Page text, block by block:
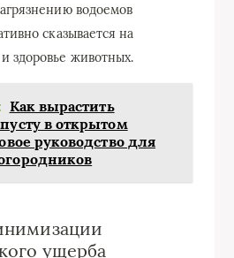
водоемов
сказывается на
здоровье животных.
Как вырастить
в открытом
руководство для
ущерба